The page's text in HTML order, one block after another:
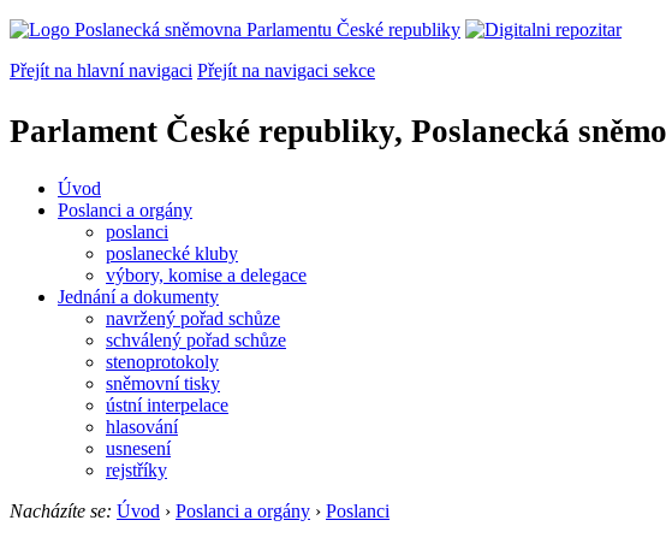
Přejít na hlavní navigaci Přejít na navigaci sekce
Parlament České republiky, Poslanecká
Úvod
Poslanci a orgány
poslanci
poslanecké kluby
výbory, komise a delegace
Jednání a dokumenty
navržený pořad schůze
schválený pořad schůze
stenoprotokoly
sněmovní tisky
ústní interpelace
hlasování
usnesení
rejstříky
Nacházíte se: Úvod › Poslanci a orgány › Poslanci